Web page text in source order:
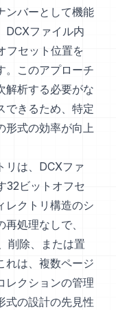
ンバーとして機能
DCXファイル内
フセット位置を
。このアプローチ
解析する必要がな
できるため、特定
形式の効率が向上
リは、DCXファ
32ビットオフセ
レクトリ構造のシ
処理なしで、
削除、または置
れは、複数ページ
レクションの管理
式の設計の先見性